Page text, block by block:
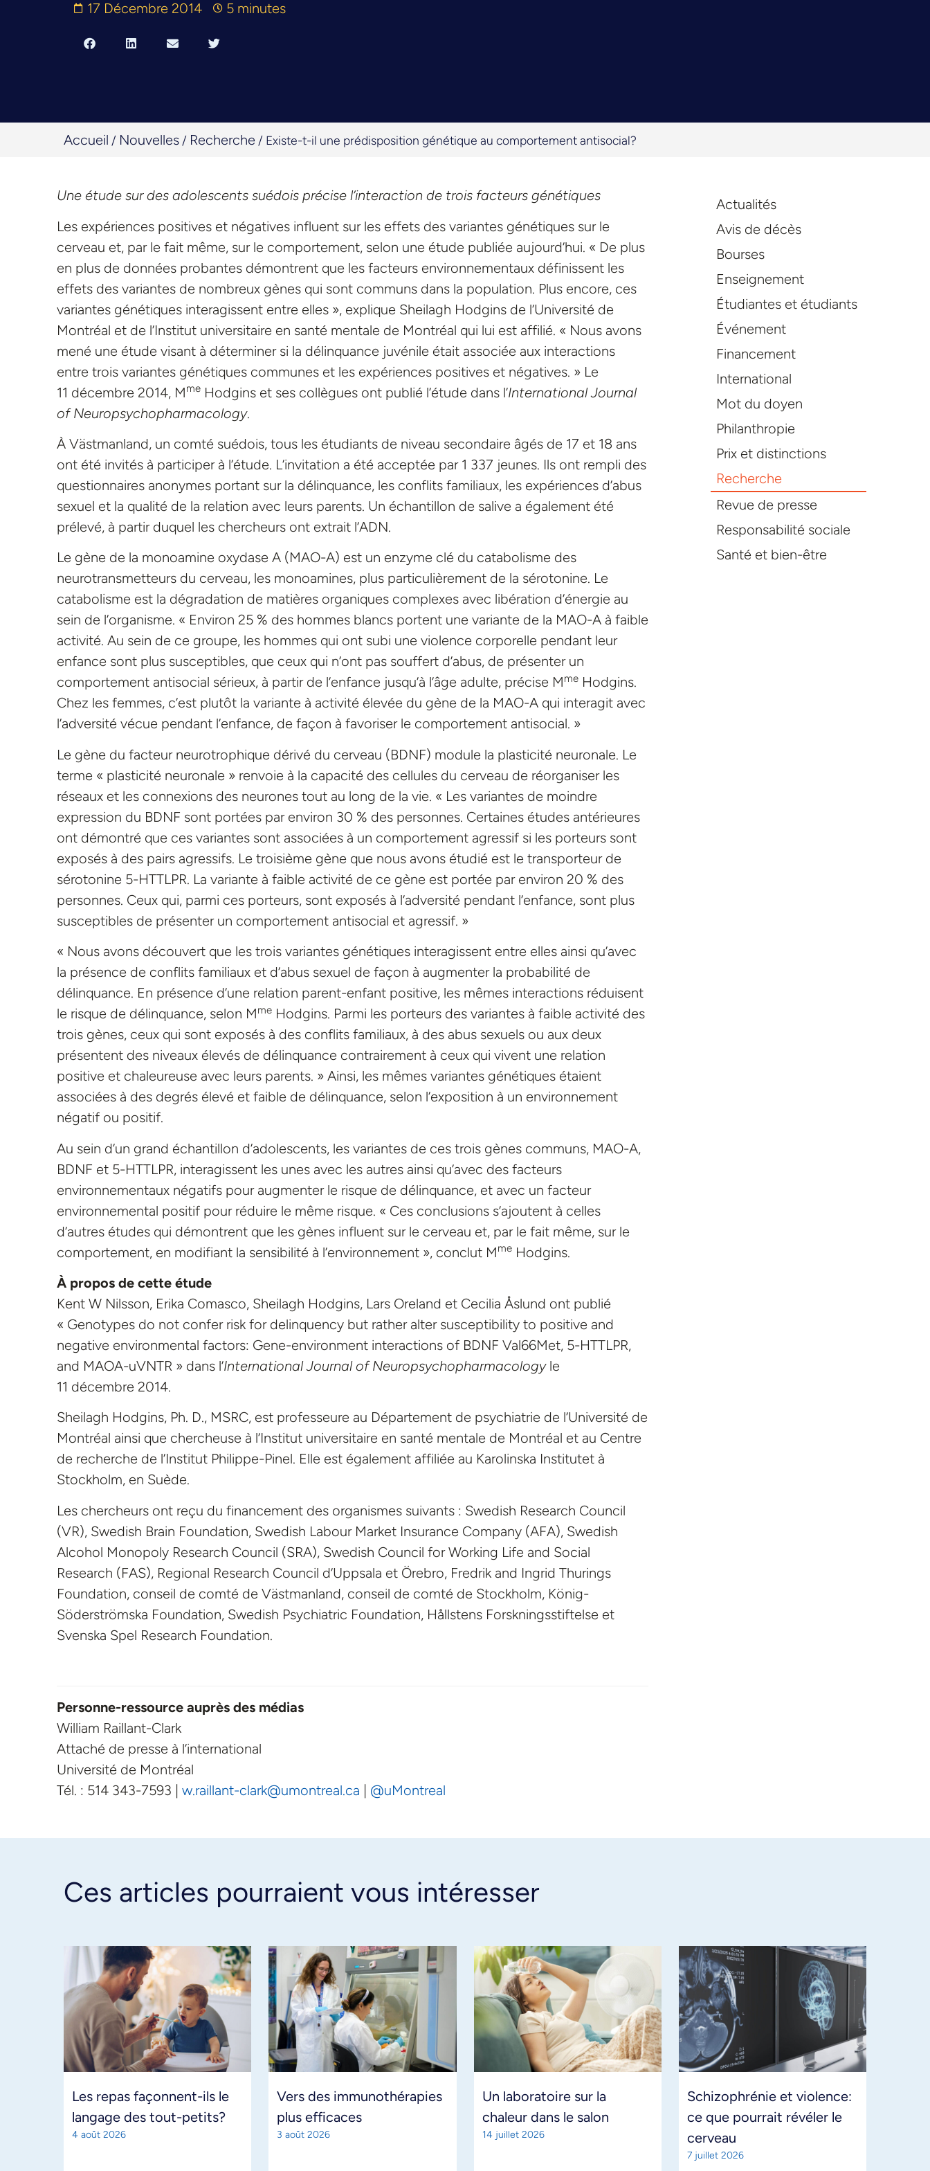
17 Décembre 2014 5 minutes
Accueil / Nouvelles / Recherche / Existe-t-il une prédisposition génétique au comportement antisocial?
Une étude sur des adolescents suédois précise l’interaction de trois facteurs génétiques
Les expériences positives et négatives influent sur les effets des variantes génétiques sur le
cerveau et, par le fait même, sur le comportement, selon une étude publiée aujourd’hui. « De plus
en plus de données probantes démontrent que les facteurs environnementaux définissent les
effets des variantes de nombreux gènes qui sont communs dans la population. Plus encore, ces
variantes génétiques interagissent entre elles », explique Sheilagh Hodgins de l’Université de
Montréal et de l’Institut universitaire en santé mentale de Montréal qui lui est affilié. « Nous avons
mené une étude visant à déterminer si la délinquance juvénile était associée aux interactions
entre trois variantes génétiques communes et les expériences positives et négatives. » Le
11 décembre 2014, Mme Hodgins et ses collègues ont publié l’étude dans l’International Journal
of Neuropsychopharmacology.
À Västmanland, un comté suédois, tous les étudiants de niveau secondaire âgés de 17 et 18 ans
ont été invités à participer à l’étude. L’invitation a été acceptée par 1 337 jeunes. Ils ont rempli des
questionnaires anonymes portant sur la délinquance, les conflits familiaux, les expériences d’abus
sexuel et la qualité de la relation avec leurs parents. Un échantillon de salive a également été
prélevé, à partir duquel les chercheurs ont extrait l’ADN.
Le gène de la monoamine oxydase A (MAO-A) est un enzyme clé du catabolisme des
neurotransmetteurs du cerveau, les monoamines, plus particulièrement de la sérotonine. Le
catabolisme est la dégradation de matières organiques complexes avec libération d’énergie au
sein de l’organisme. « Environ 25 % des hommes blancs portent une variante de la MAO-A à faible
activité. Au sein de ce groupe, les hommes qui ont subi une violence corporelle pendant leur
enfance sont plus susceptibles, que ceux qui n’ont pas souffert d’abus, de présenter un
comportement antisocial sérieux, à partir de l’enfance jusqu’à l’âge adulte, précise Mme Hodgins.
Chez les femmes, c’est plutôt la variante à activité élevée du gène de la MAO-A qui interagit avec
l’adversité vécue pendant l’enfance, de façon à favoriser le comportement antisocial. »
Le gène du facteur neurotrophique dérivé du cerveau (BDNF) module la plasticité neuronale. Le
terme « plasticité neuronale » renvoie à la capacité des cellules du cerveau de réorganiser les
réseaux et les connexions des neurones tout au long de la vie. « Les variantes de moindre
expression du BDNF sont portées par environ 30 % des personnes. Certaines études antérieures
ont démontré que ces variantes sont associées à un comportement agressif si les porteurs sont
exposés à des pairs agressifs. Le troisième gène que nous avons étudié est le transporteur de
sérotonine 5-HTTLPR. La variante à faible activité de ce gène est portée par environ 20 % des
personnes. Ceux qui, parmi ces porteurs, sont exposés à l’adversité pendant l’enfance, sont plus
susceptibles de présenter un comportement antisocial et agressif. »
« Nous avons découvert que les trois variantes génétiques interagissent entre elles ainsi qu’avec
la présence de conflits familiaux et d’abus sexuel de façon à augmenter la probabilité de
délinquance. En présence d’une relation parent-enfant positive, les mêmes interactions réduisent
le risque de délinquance, selon Mme Hodgins. Parmi les porteurs des variantes à faible activité des
trois gènes, ceux qui sont exposés à des conflits familiaux, à des abus sexuels ou aux deux
présentent des niveaux élevés de délinquance contrairement à ceux qui vivent une relation
positive et chaleureuse avec leurs parents. » Ainsi, les mêmes variantes génétiques étaient
associées à des degrés élevé et faible de délinquance, selon l’exposition à un environnement
négatif ou positif.
Au sein d’un grand échantillon d’adolescents, les variantes de ces trois gènes communs, MAO-A,
BDNF et 5-HTTLPR, interagissent les unes avec les autres ainsi qu’avec des facteurs
environnementaux négatifs pour augmenter le risque de délinquance, et avec un facteur
environnemental positif pour réduire le même risque. « Ces conclusions s’ajoutent à celles
d’autres études qui démontrent que les gènes influent sur le cerveau et, par le fait même, sur le
comportement, en modifiant la sensibilité à l’environnement », conclut Mme Hodgins.
À propos de cette étude
Kent W Nilsson, Erika Comasco, Sheilagh Hodgins, Lars Oreland et Cecilia Åslund ont publié
« Genotypes do not confer risk for delinquency but rather alter susceptibility to positive and
negative environmental factors: Gene-environment interactions of BDNF Val66Met, 5-HTTLPR,
and MAOA-uVNTR » dans l’International Journal of Neuropsychopharmacologyle
11 décembre 2014.
Sheilagh Hodgins, Ph. D., MSRC, est professeure au Département de psychiatrie de l’Université de
Montréal ainsi que chercheuse à l’Institut universitaire en santé mentale de Montréal et au Centre
de recherche de l’Institut Philippe-Pinel. Elle est également affiliée au Karolinska Institutet à
Stockholm, en Suède.
Les chercheurs ont reçu du financement des organismes suivants : Swedish Research Council
(VR), Swedish Brain Foundation, Swedish Labour Market Insurance Company (AFA), Swedish
Alcohol Monopoly Research Council (SRA), Swedish Council for Working Life and Social
Research (FAS), Regional Research Council d’Uppsala et Örebro, Fredrik and Ingrid Thurings
Foundation, conseil de comté de Västmanland, conseil de comté de Stockholm, König-
Söderströmska Foundation, Swedish Psychiatric Foundation, Hållstens Forskningsstiftelse et
Svenska Spel Research Foundation.
Personne-ressource auprès des médias
William Raillant-Clark
Attaché de presse à l’international
Université de Montréal
Tél. : 514 343-7593 | w.raillant-clark@umontreal.ca | @uMontreal
Actualités
Avis de décès
Bourses
Enseignement
Étudiantes et étudiants
Événement
Financement
International
Mot du doyen
Philanthropie
Prix et distinctions
Recherche
Revue de presse
Responsabilité sociale
Santé et bien-être
Ces articles pourraient vous intéresser
Les repas façonnent-ils le
langage des tout-petits?
4 août 2026
Vers des immunothérapies
plus efficaces
3 août 2026
Un laboratoire sur la
chaleur dans le salon
14 juillet 2026
Schizophrénie et violence:
ce que pourrait révéler le
cerveau
7 juillet 2026